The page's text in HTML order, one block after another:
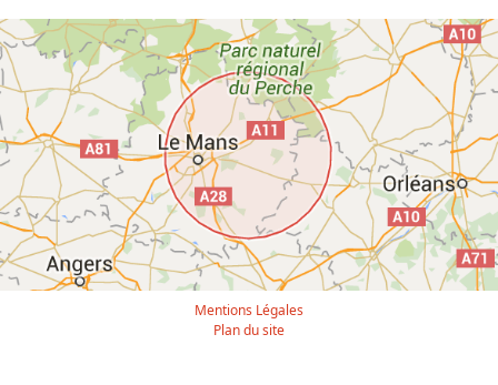
Mentions Légales
Plan du site